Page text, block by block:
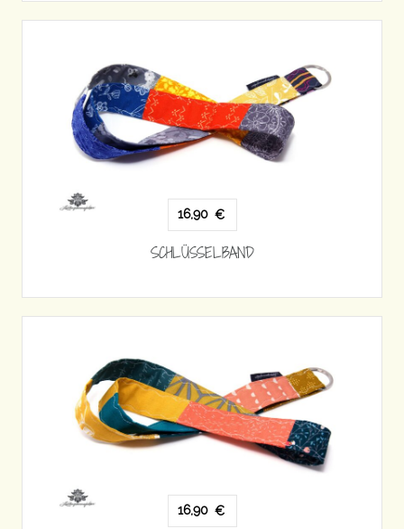
16,90 €
SCHLÜSSELBAND
16,90 €